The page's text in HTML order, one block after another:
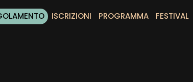
ISCRIZIONI PROGRAMMA FESTIVAL